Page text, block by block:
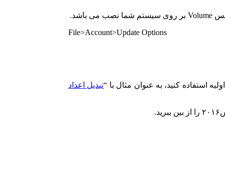
File>Account>Update Options
تبدیل اعداد